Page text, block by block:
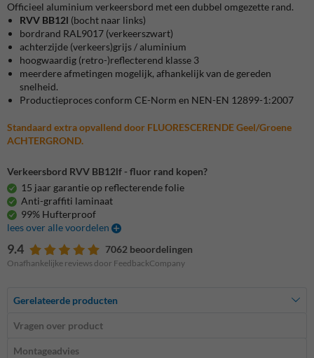
Officieel aluminium verkeersbord met een dubbel omgezette rand.
RVV BB12l (bocht naar links)
bordrand RAL9017 (verkeerszwart)
achterzijde (verkeers)grijs / aluminium
hoogwaardig (retro-)reflecterend klasse 3
meerdere afmetingen mogelijk, afhankelijk van de gereden
snelheid.
Productieproces conform CE-Norm en NEN-EN 12899-1:2007
Standaard extra opvallend door FLUORESCERENDE Geel/Groene
ACHTERGROND.
Verkeersbord RVV BB12lf - fluor rand kopen?
15 jaar garantie op reflecterende folie
Anti-graffiti laminaat
99% Hufterproof
lees over alle voordelen
9.4 7062 beoordelingen
Onafhankelijke reviews door FeedbackCompany
Gerelateerde producten
Vragen over product
Montageadvies